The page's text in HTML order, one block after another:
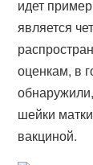
идет
является
оценкам, в
шейки
вакциной.